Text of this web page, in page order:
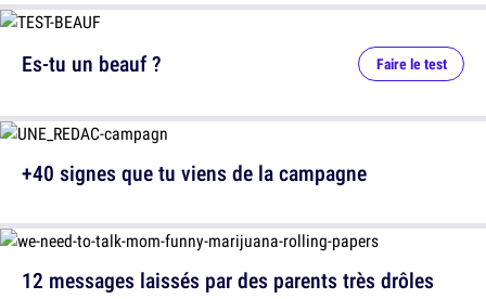
12 messages laissés par des parents très drôles
Es-tu un beauf ? Faire le test
+40 signes que tu viens de la campagne